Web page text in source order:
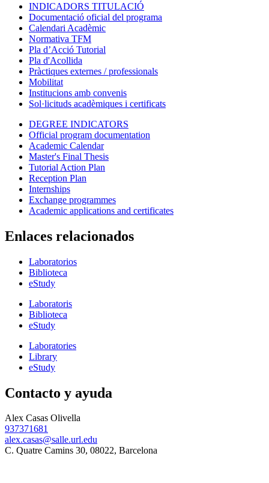
INDICADORS TITULACIÓ
Documentació oficial del programa
Calendari Acadèmic
Normativa TFM
Pla d’Acció Tutorial
Pla d'Acollida
Pràctiques externes / professionals
Mobilitat
Institucions amb convenis
Sol·licituds acadèmiques i certificats
DEGREE INDICATORS
Official program documentation
Academic Calendar
Master's Final Thesis
Tutorial Action Plan
Reception Plan
Internships
Exchange programmes
Academic applications and certificates
Enlaces relacionados
Laboratorios
Biblioteca
eStudy
Laboratoris
Biblioteca
eStudy
Laboratories
Library
eStudy
Contacto y ayuda
Alex Casas Olivella
937371681
alex.casas@salle.url.edu
C. Quatre Camins 30, 08022, Barcelona